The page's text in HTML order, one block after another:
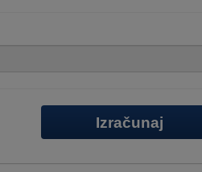
Izračunaj